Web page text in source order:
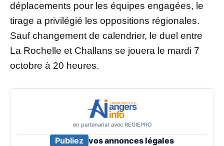
déplacements pour les équipes engagées, le
tirage a privilégié les oppositions régionales.
Sauf changement de calendrier, le duel entre
La Rochelle et Challans se jouera le mardi 7
octobre à 20 heures.
en partenariat avec REGIEPRO
Publiez vos annonces légales